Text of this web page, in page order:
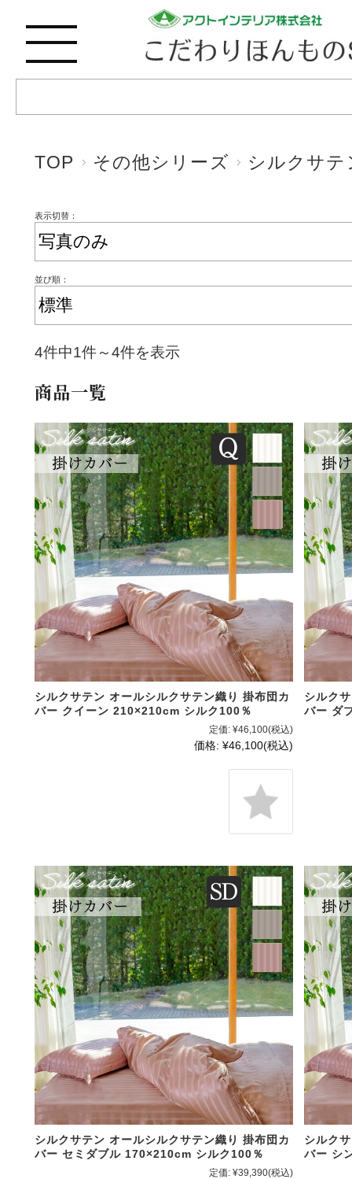
TOP その他シリーズ シルクサテ
表示切替：
並び順：
4件中1件～4件を表示
商品一覧
シルクサテン オールシルクサテン織り 掛布団カ
バー クイーン 210×210cm シルク100％
定価: ¥46,100(税込)
価格: ¥46,100(税込)
シルク
バー ダ
シルクサテン オールシルクサテン織り 掛布団カ
バー セミダブル 170×210cm シルク100％
定価: ¥39,390(税込)
シルク
バー シ